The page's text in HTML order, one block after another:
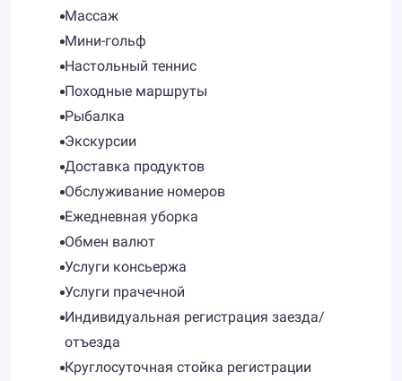
Массаж
Мини-гольф
Настольный теннис
Походные маршруты
Рыбалка
Экскурсии
Доставка продуктов
Обслуживание номеров
Ежедневная уборка
Обмен валют
Услуги консьержа
Услуги прачечной
Индивидуальная регистрация заезда/
отъезда
Круглосуточная стойка регистрации